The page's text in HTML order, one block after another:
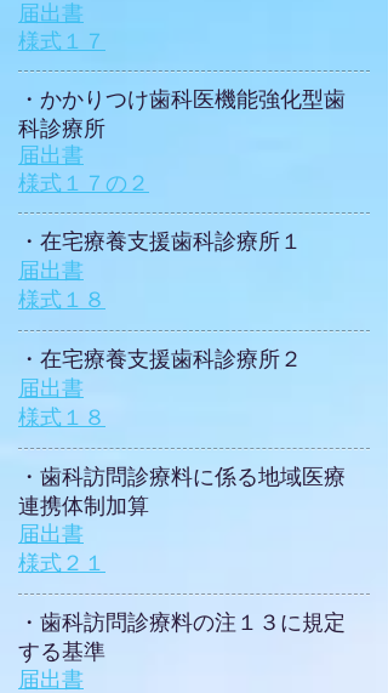
​届出書
​様式１７
​・かかりつけ歯科医機能強化型歯
科診療所
届出書
​様式１７の２
​・在宅療養支援歯科診療所１
届出書
​様式１８
​・在宅療養支援歯科診療所２
届出書
​様式１８
​・歯科訪問診療料に係る地域医療
連携体制加算
届出書
​様式２１
​・歯科訪問診療料の注１３に規定
する基準
届出書